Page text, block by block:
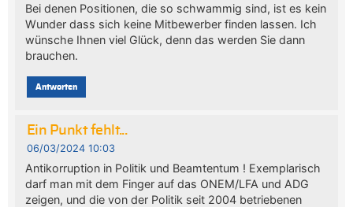
Bei denen Positionen, die so schwammig sind, ist es kein
Wunder dass sich keine Mitbewerber finden lassen. Ich
wünsche Ihnen viel Glück, denn das werden Sie dann
brauchen.
Antworten
Ein Punkt fehlt...
06/03/2024 10:03
Antikorruption in Politik und Beamtentum ! Exemplarisch
darf man mit dem Finger auf das ONEM/LFA und ADG
zeigen, und die von der Politik seit 2004 betriebenen